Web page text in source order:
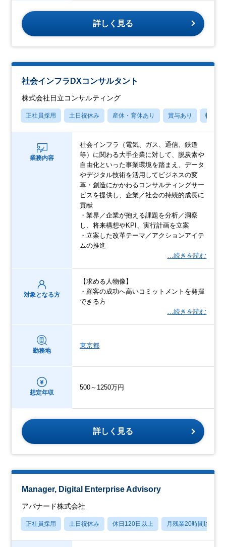
詳しく見る
社会インフラDXコンサルタント
株式会社日立コンサルティング
正社員採用 土日祝休み 産休・育休あり 賞与あり 転勤な
業務内容
社会インフラ（電気、ガス、通信、鉄道
等）に関わる大手企業に対して、脱炭素や
自由化といった事業環境を踏まえ、データ
やデジタル技術を活用してビジネスの変
革・創造にかかわるコンサルティングサー
ビスを提供し、企業／社会の持続的成長に
貢献
・業界／企業が抱える課題を分析／洞察
し、将来構想やKPI、実行計画を立案
・立案した改革テーマ／アクションアイテ
ムの推進
…続きを読む
対象となる方
【求める人物像】
・顧客の成功へ高いコミットメントを発揮
できる方
…続きを読む
勤務地
東京都
想定年収
500～1250万円
詳しく見る
Manager, Digital Enterprise Advisory
アバナード株式会社
正社員採用 土日祝休み 休日120日以上 月残業20時間以内